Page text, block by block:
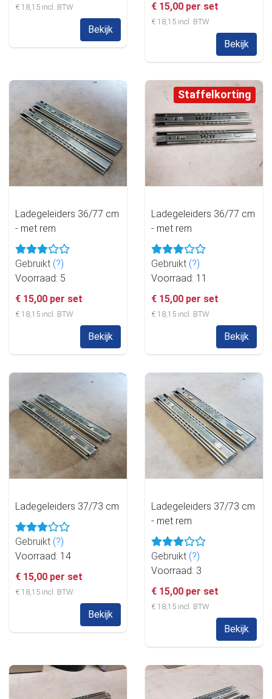
€ 18,15 incl. BTW
Bekijk
€ 15,00 per set
€ 18,15 incl. BTW
Bekijk
Ladegeleiders 36/77 cm
- met rem
Gebruikt (?)
Voorraad: 5
€ 15,00 per set
€ 18,15 incl. BTW
Bekijk
Staffelkorting
Ladegeleiders 36/77 cm
- met rem
Gebruikt (?)
Voorraad: 11
€ 15,00 per set
€ 18,15 incl. BTW
Bekijk
Ladegeleiders 37/73 cm
Gebruikt (?)
Voorraad: 14
€ 15,00 per set
€ 18,15 incl. BTW
Bekijk
Ladegeleiders 37/73 cm
- met rem
Gebruikt (?)
Voorraad: 3
€ 15,00 per set
€ 18,15 incl. BTW
Bekijk